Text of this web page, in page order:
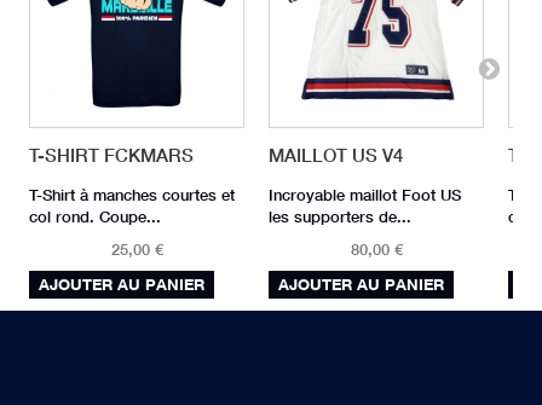
T-SHIRT FCKMARS
T-Shirt à manches courtes et
col rond. Coupe...
25,00 €
AJOUTER AU PANIER
MAILLOT US V4
Incroyable maillot Foot US
les supporters de...
80,00 €
AJOUTER AU PANIER
T-
T-
col